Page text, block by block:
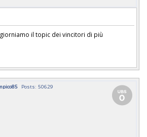
il topic dei vincitori di più
Posts: 50629